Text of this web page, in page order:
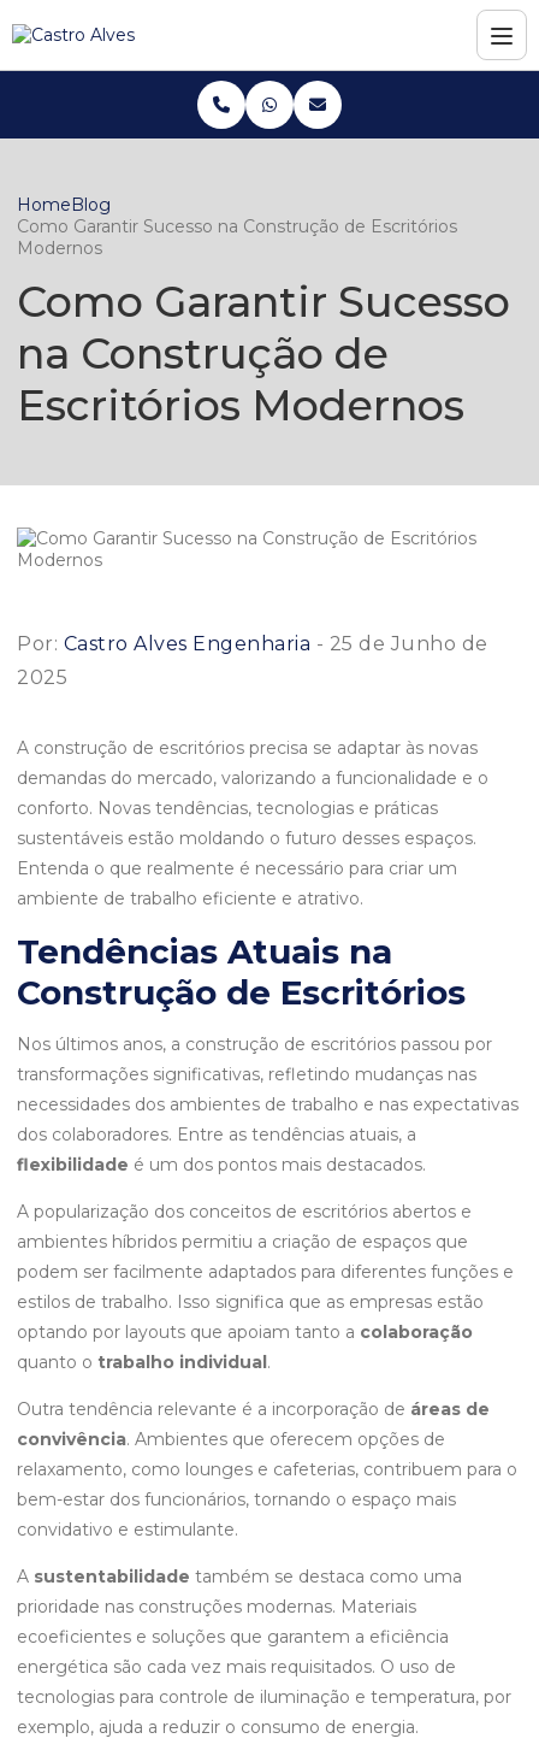
HomeBlog
Como Garantir Sucesso na Construção de Escritórios
Modernos
Como Garantir Sucesso
na Construção de
Escritórios Modernos
Por: Castro Alves Engenharia - 25 de Junho de
2025
A construção de escritórios precisa se adaptar às novas
demandas do mercado, valorizando a funcionalidade e o
conforto. Novas tendências, tecnologias e práticas
sustentáveis estão moldando o futuro desses espaços.
Entenda o que realmente é necessário para criar um
ambiente de trabalho eficiente e atrativo.
Tendências Atuais na
Construção de Escritórios
Nos últimos anos, a construção de escritórios passou por
transformações significativas, refletindo mudanças nas
necessidades dos ambientes de trabalho e nas expectativas
dos colaboradores. Entre as tendências atuais, a
flexibilidade é um dos pontos mais destacados.
A popularização dos conceitos de escritórios abertos e
ambientes híbridos permitiu a criação de espaços que
podem ser facilmente adaptados para diferentes funções e
estilos de trabalho. Isso significa que as empresas estão
optando por layouts que apoiam tanto a colaboração
quanto o trabalho individual.
Outra tendência relevante é a incorporação de áreas de
convivência. Ambientes que oferecem opções de
relaxamento, como lounges e cafeterias, contribuem para o
bem-estar dos funcionários, tornando o espaço mais
convidativo e estimulante.
A sustentabilidade também se destaca como uma
prioridade nas construções modernas. Materiais
ecoeficientes e soluções que garantem a eficiência
energética são cada vez mais requisitados. O uso de
tecnologias para controle de iluminação e temperatura, por
exemplo, ajuda a reduzir o consumo de energia.